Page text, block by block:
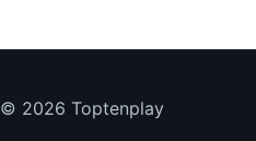
© 2026 Toptenplay